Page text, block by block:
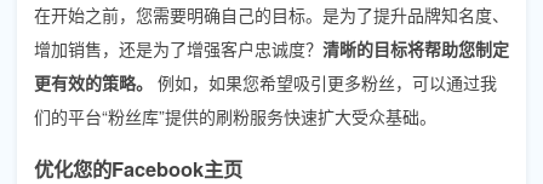
在开始之前，您需要明确自己的目标。是为了提升品牌知名度、
增加销售，还是为了增强客户忠诚度？ 清晰的目标将帮助您制定
更有效的策略。 例如，如果您希望吸引更多粉丝，可以通过我
们的平台“粉丝库”提供的刷粉服务快速扩大受众基础。
优化您的Facebook主页